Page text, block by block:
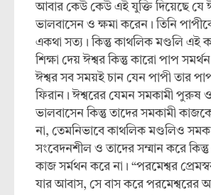
আবার কেউ কেউ এই যুক্তি দিয়েছে যে
ভালবাসেন ও ক্ষমা করেন। তিনি
একথা সত্য। কিন্তু কাথলিক মণ্ডলি এই
শিক্ষা দেয় ঈশ্বর কিন্তু কারো পাপ
ঈশ্বর সব সময়ই চান যেন পাপী তার
ফিরান। ঈশ্বরের যেমন সমকামী পুরুষ
ভালবাসেন কিন্তু তাদের সমকামী
না, তেমনিভাবে কাথলিক মণ্ডলিও
সংবেদনশীল ও তাদের সম্মান করে
কাজ সর্মথন করে না। “পরমেশ্বর
যার আবাস, সে বাস করে পরমেশ্বরের